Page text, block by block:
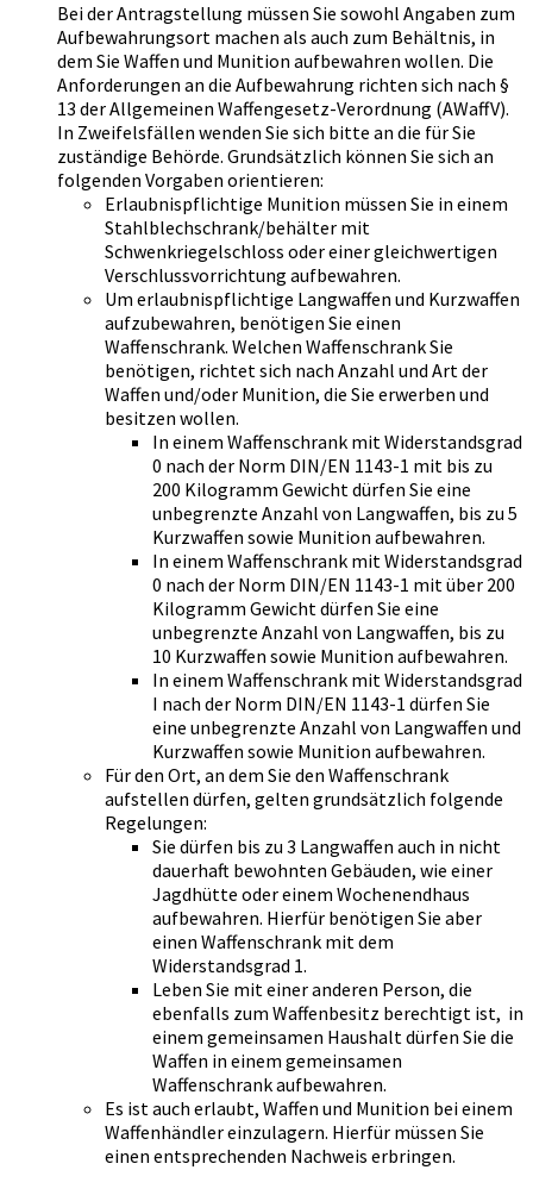
Bei der Antragstellung müssen Sie sowohl Angaben zum
Aufbewahrungsort machen als auch zum Behältnis, in
dem Sie Waffen und Munition aufbewahren wollen. Die
Anforderungen an die Aufbewahrung richten sich nach §
13 der Allgemeinen Waffengesetz-Verordnung (AWaffV).
In Zweifelsfällen wenden Sie sich bitte an die für Sie
zuständige Behörde. Grundsätzlich können Sie sich an
folgenden Vorgaben orientieren:
Erlaubnispflichtige Munition müssen Sie in einem
Stahlblechschrank/behälter mit
Schwenkriegelschloss oder einer gleichwertigen
Verschlussvorrichtung aufbewahren.
Um erlaubnispflichtige Langwaffen und Kurzwaffen
aufzubewahren, benötigen Sie einen
Waffenschrank. Welchen Waffenschrank Sie
benötigen, richtet sich nach Anzahl und Art der
Waffen und/oder Munition, die Sie erwerben und
besitzen wollen.
In einem Waffenschrank mit Widerstandsgrad
0 nach der Norm DIN/EN 1143-1 mit bis zu
200 Kilogramm Gewicht dürfen Sie eine
unbegrenzte Anzahl von Langwaffen, bis zu 5
Kurzwaffen sowie Munition aufbewahren.
In einem Waffenschrank mit Widerstandsgrad
0 nach der Norm DIN/EN 1143-1 mit über 200
Kilogramm Gewicht dürfen Sie eine
unbegrenzte Anzahl von Langwaffen, bis zu
10 Kurzwaffen sowie Munition aufbewahren.
In einem Waffenschrank mit Widerstandsgrad
I nach der Norm DIN/EN 1143-1 dürfen Sie
eine unbegrenzte Anzahl von Langwaffen und
Kurzwaffen sowie Munition aufbewahren.
Für den Ort, an dem Sie den Waffenschrank
aufstellen dürfen, gelten grundsätzlich folgende
Regelungen:
Sie dürfen bis zu 3 Langwaffen auch in nicht
dauerhaft bewohnten Gebäuden, wie einer
Jagdhütte oder einem Wochenendhaus
aufbewahren. Hierfür benötigen Sie aber
einen Waffenschrank mit dem
Widerstandsgrad 1.
Leben Sie mit einer anderen Person, die
ebenfalls zum Waffenbesitz berechtigt ist, in
einem gemeinsamen Haushalt dürfen Sie die
Waffen in einem gemeinsamen
Waffenschrank aufbewahren.
Es ist auch erlaubt, Waffen und Munition bei einem
Waffenhändler einzulagern. Hierfür müssen Sie
einen entsprechenden Nachweis erbringen.